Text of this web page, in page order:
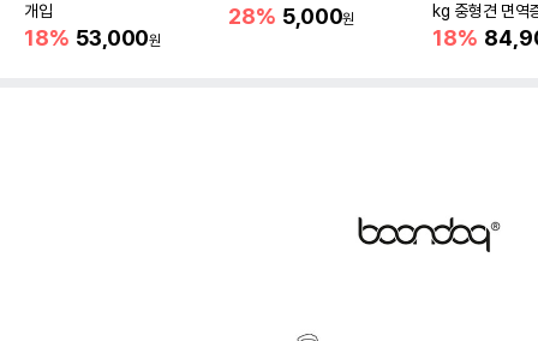
개입
18% 53,000원
28% 5,000원
kg 중형견 면역
18%